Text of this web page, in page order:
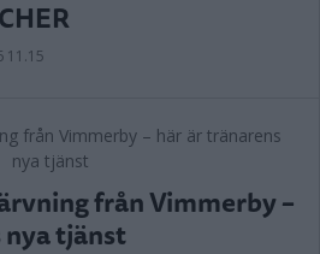
11.15
från Vimmerby –
tjänst